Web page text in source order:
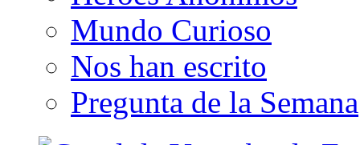
Mundo Curioso
Nos han escrito
Pregunta de la Semana